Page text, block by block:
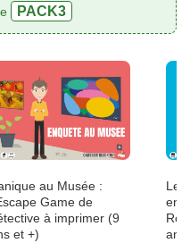
PACK3
au Musée :
Game de
à imprimer (9
et +)
Le
ans)